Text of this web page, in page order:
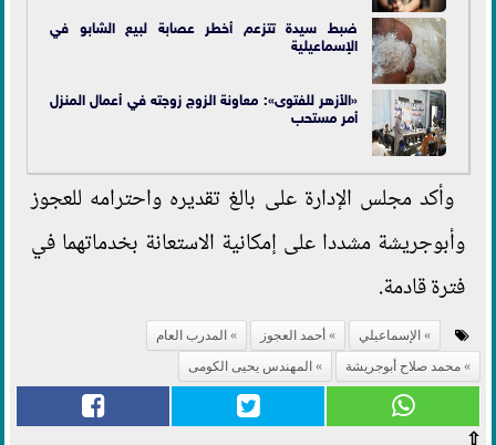
ضبط سيدة تتزعم أخطر عصابة لبيع الشابو في
الإسماعيلية
«الأزهر للفتوى»: معاونة الزوج زوجته في أعمال المنزل
أمر مستحب
وأكد مجلس الإدارة على بالغ تقديره واحترامه للعجوز
وأبوجريشة مشددا على إمكانية الاستعانة بخدماتهما في
فترة قادمة.
الإسماعيلي أحمد العجوز
المدرب العام
محمد صلاح أبوجريشة
المهندس يحيى الكومى